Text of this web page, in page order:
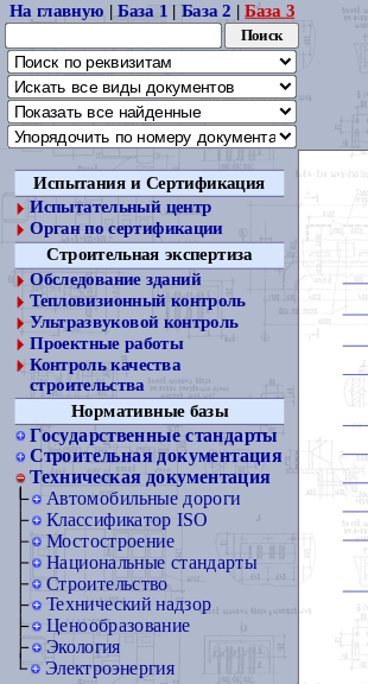
На главную |База 1 | База 2 |База 3
Испытания и Сертификация
Испытательный центр
Орган по сертификации
Строительная экспертиза
Обследование зданий
Тепловизионный контроль
Ультразвуковой контроль
Проектные работы
Контроль качества
строительства
Нормативные базы
Государственные стандарты
Строительная документация
Техническая документация
Автомобильные дороги
Классификатор ISO
Мостостроение
Национальные стандарты
Строительство
Технический надзор
Ценообразование
Экология
Электроэнергия